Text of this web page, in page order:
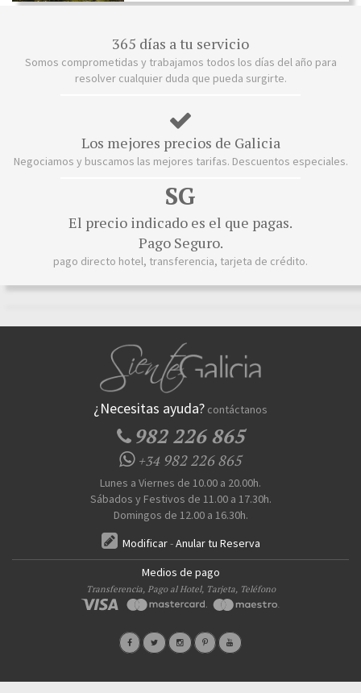
365 días a tu servicio
Somos comprometidas y trabajamos todos los días del año para
resolver cualquier duda que pueda surgirte.
Los mejores precios de Galicia
Negociamos y buscamos las mejores tarifas. Descuentos especiales.
SG
El precio indicado es el que pagas.
Pago Seguro.
pago directo hotel, transferencia, tarjeta de crédito.
¿Necesitas ayuda? contáctanos
982 226 865
+34982 226 865
Lunes a Viernes de 10.00 a 20.00h.
Sábados y Festivos de 11.00 a 17.30h.
Domingos de 12.00 a 16.30h.
Modificar-Anular tu Reserva
Medios de pago
Transferencia, Pago al Hotel, Tarjeta, Teléfono